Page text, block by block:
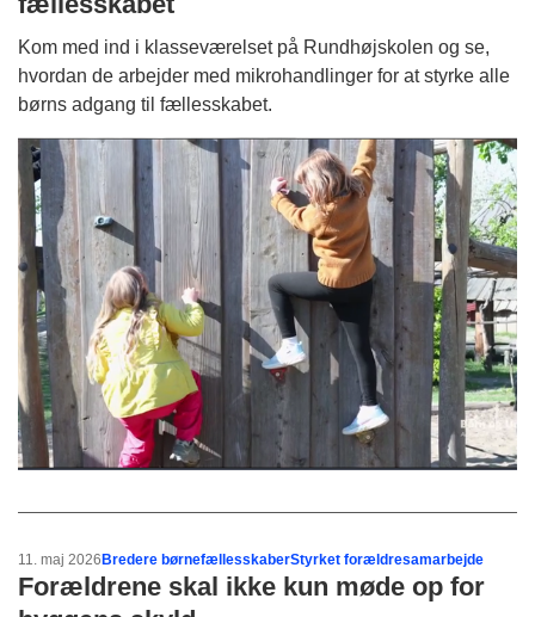
Kom med ind i klasseværelset på Rundhøjskolen og se,
hvordan de arbejder med mikrohandlinger for at styrke alle
børns adgang til fællesskabet.
11. maj 2026Bredere børnefællesskaberStyrket forældresamarbejde
Forældrene skal ikke kun møde op for